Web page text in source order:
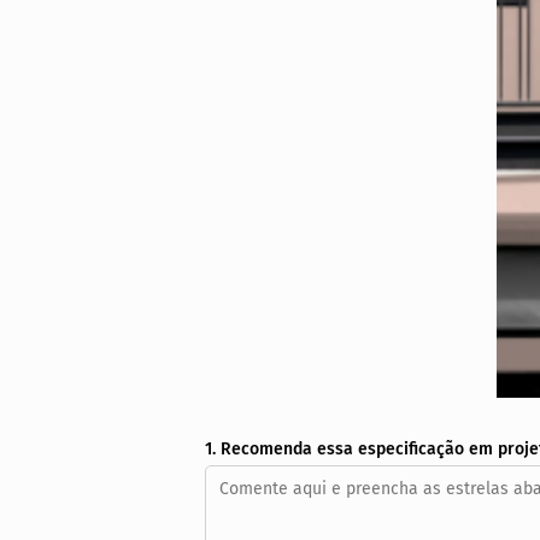
1. Recomenda essa especificação em